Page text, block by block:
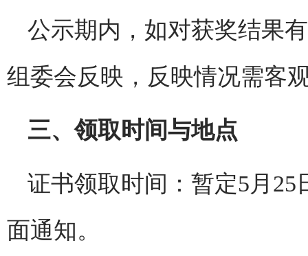
公示期内，如对获奖结果
组委会反映，反映情况需客
三、领取时间与地点
证书领取时间：暂定5月
面通知。